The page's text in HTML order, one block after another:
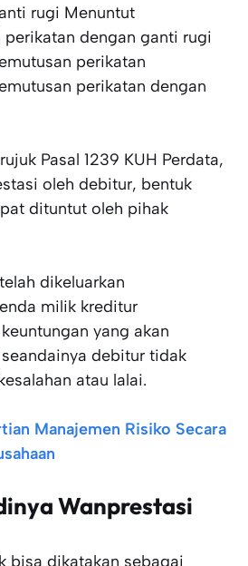
rugi Menuntut
perikatan dengan ganti rugi
perikatan
perikatan dengan
Pasal 1239 KUH Perdata,
oleh debitur, bentuk
dituntut oleh pihak
dikeluarkan
milik kreditur
yang akan
debitur tidak
atau lalai.
Manajemen Risiko Secara
Wanprestasi
bisa dikatakan sebagai